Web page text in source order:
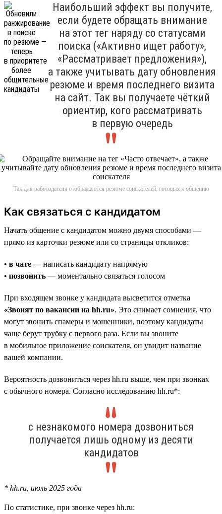
Наибольший эффект вы получите,
если будете обращать внимание
на этот тег наряду со статусами
поиска («Активно ищет работу»,
«Рассматривает предложения»),
а также учитывать дату обновления
резюме и время последнего визита
на сайт. Так вы получаете чёткий
ориентир, кого рассматривать
в первую очередь
Так для работодателя отображаются резюме соискателей, готовых к общению
Как связаться с кандидатом
Начать общение с кандидатом можно двумя способами —
прямо из карточки резюме или со страницы откликов:
• в чате —написать кандидату напрямую
• позвонить —моментально связаться голосом
При входящем звонке у кандидата высветится отметка
«Звонят по вакансии на hh.ru». Это снимает сомнения, что
могут звонить спамеры и мошенники, поэтому кандидаты
чаще берут трубку с первого раза. Если вы звоните
в мобильное приложение соискателя, он увидит название
вашей компании.
Вероятность дозвониться через hh.ru выше, чем при звонках
с обычного номера. Согласно исследованию hh.ru*:
с незнакомого номера дозвониться
получается лишь одному из десяти
кандидатов
* hh.ru, июль 2025 года
По статистике, при звонке через hh.ru: